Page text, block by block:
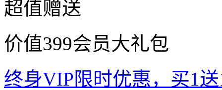
超值赠送
价值399会员大礼包
终身VIP限时优惠，买1